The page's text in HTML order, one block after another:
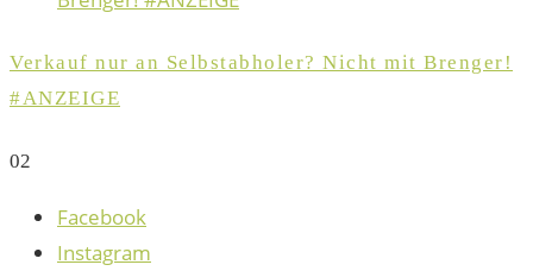
Verkauf nur an Selbstabholer? Nicht mit Brenger!
#ANZEIGE
02
Facebook
Instagram